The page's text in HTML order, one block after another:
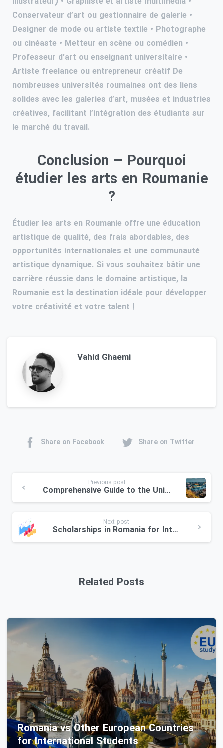
Conservateur d’art ou gestionnaire de galerie •
Designer de mode ou artiste textile • Photographe
ou cinéaste • Metteur en scène ou comédien •
Professeur d’art ou enseignant universitaire •
Artiste freelance ou entrepreneur créatif De
nombreuses universités roumaines ont des liens
solides avec les galeries d’art, musées et industries
créatives, facilitant l’intégration des étudiants sur
le marché du travail.
Conclusion – Pourquoi
étudier les arts en Roumanie
?
Étudier les arts en Roumanie offre une éducation
artistique de qualité, des frais abordables, des
opportunités internationales et une communauté
artistique dynamique. Si vous souhaitez bâtir une
carrière réussie dans le domaine artistique, la
Roumanie est la destination idéale pour développer
votre créativité et votre talent !
Vahid Ghaemi
Share on Facebook Share on Twitter
Previous post
Comprehensive Guide to the University of Bucharest: A Top Choice for Studying in Romania
Next post
Scholarships in Romania for International Students
Related Posts
0
Romania vs Other European Countries
for International Students